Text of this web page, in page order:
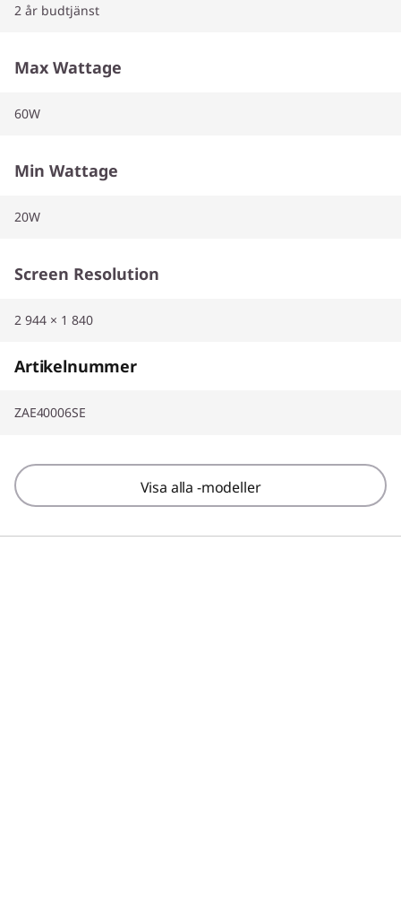
2 år budtjänst
Max Wattage
60W
Min Wattage
20W
Screen Resolution
2 944 × 1 840
Artikelnummer
ZAE40006SE
Visa alla -modeller